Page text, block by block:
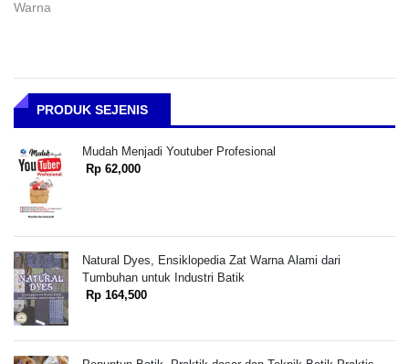
Warna
PRODUK SEJENIS
Mudah Menjadi Youtuber Profesional
Rp 62,000
Natural Dyes, Ensiklopedia Zat Warna Alami dari
Tumbuhan untuk Industri Batik
Rp 164,500